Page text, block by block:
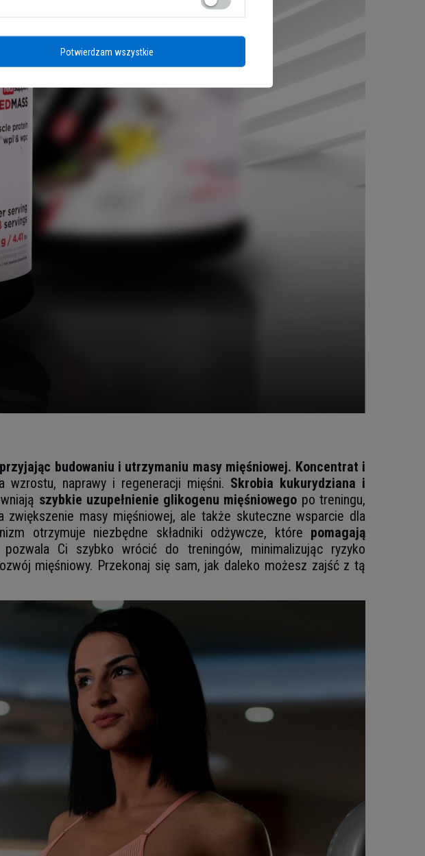
budowaniu i utrzymaniu masy mięśniowej. Koncentrat i
wzrostu, naprawy i regeneracji mięśni. Skrobia kukurydziana i
szybkie uzupełnienie glikogenu mięśniowego po treningu,
masy mięśniowej, ale także skuteczne wsparcie dla
otrzymuje niezbędne składniki odżywcze, które pomagają
Ci szybko wrócić do treningów, minimalizując ryzyko
mięśniowy. Przekonaj się sam, jak daleko możesz zajść z tą
Potwierdzam wszystkie